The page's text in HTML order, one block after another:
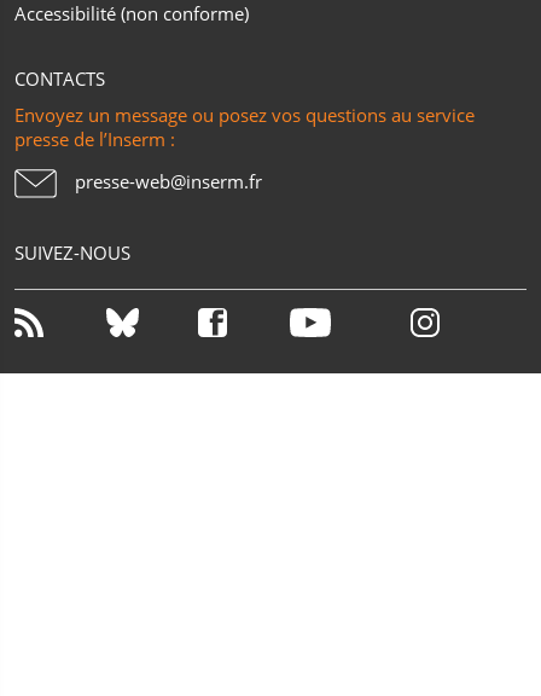
Accessibilité (non conforme)
CONTACTS
Envoyez un message ou posez vos questions au service
presse de l’Inserm :
presse-web@inserm.fr
SUIVEZ-NOUS